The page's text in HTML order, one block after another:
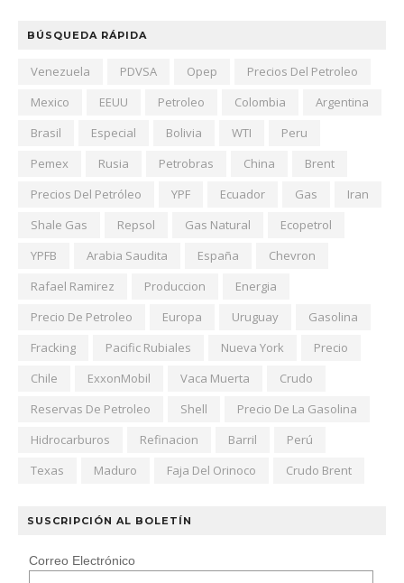
BÚSQUEDA RÁPIDA
Venezuela PDVSA Opep
Precios Del Petroleo
Mexico
EEUU Petroleo Colombia
Argentina
Brasil
Especial Bolivia WTI
Peru
Pemex
Rusia Petrobras China
Brent
Precios Del Petróleo
YPF Ecuador Gas
Iran
Shale Gas
Repsol Gas Natural
Ecopetrol
YPFB
Arabia Saudita España
Chevron
Rafael Ramirez
Produccion
Energia
Precio De Petroleo
Europa Uruguay
Gasolina
Fracking
Pacific Rubiales Nueva York
Precio
Chile
ExxonMobil Vaca Muerta
Crudo
Reservas De Petroleo
Shell
Precio De La Gasolina
Hidrocarburos
Refinacion Barril
Perú
Texas
Maduro Faja Del Orinoco Crudo Brent
SUSCRIPCIÓN AL BOLETÍN
Correo Electrónico